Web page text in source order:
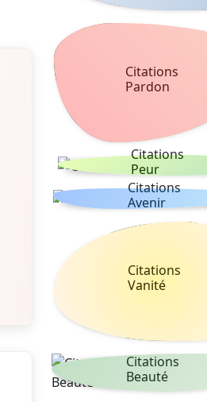
Citations
Pardon
Citations
Peur
Citations
Avenir
Citations
Vanité
Citations
Beauté